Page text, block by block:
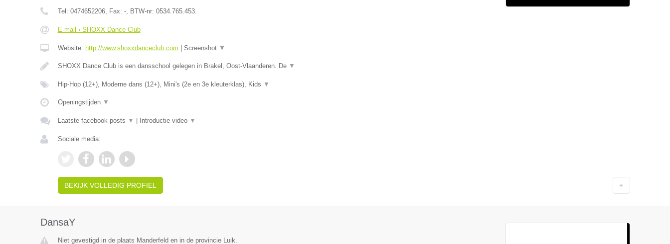
Tel: 0474652206, Fax: -, BTW-nr: 0534.765.453.
E-mail › SHOXX Dance Club
Website: http://www.shoxxdanceclub.com Screenshot ▼
SHOXX Dance Club is een dansschool gelegen in Brakel, Oost-Vlaanderen. De ▼
Hip-Hop (12+), Moderne dans (12+), Mini's (2e en 3e kleuterklas), Kids ▼
Openingstijden ▼
Laatste facebook posts ▼ Introductie video ▼
Sociale media:
BEKIJK VOLLEDIG PROFIEL
DansaY
Niet gevestigd in de plaats Manderfeld en in de provincie Luik.